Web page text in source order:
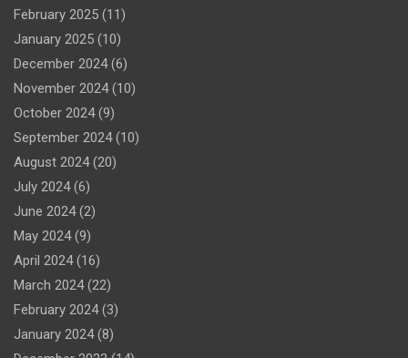
February 2025 (11)
January 2025 (10)
December 2024(6)
November 2024(10)
October 2024(9)
September 2024(10)
August 2024(20)
July 2024(6)
June 2024(2)
May 2024(9)
April 2024(16)
March 2024(22)
February 2024(3)
January 2024(8)